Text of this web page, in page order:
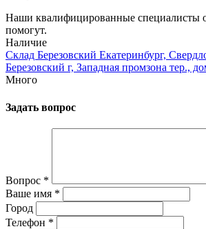
Наши квалифицированные специалисты
помогут.
Наличие
Склад Березовский Екатеринбург,
Березовский г, Западная промзона тер.,
Много
Задать вопрос
Вопрос *
Ваше имя *
Город
Телефон *